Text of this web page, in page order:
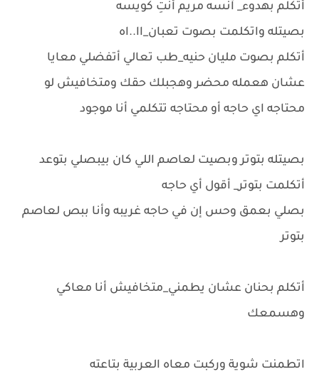
أتكلم بهدوء_ آنسه مريم أنتِ كويسه
بصيتله واتكلمت بصوت تعبان_اا..اه
أتكلم بصوت مليان حنيه_طب تعالي أتفضلي معايا
عشان هعمله محضر وهجبلك حقك ومتخافيش لو
محتاجه اي حاجه أو محتاجه تتكلمي أنا موجود
بصيتله بتوتر وبصيت لعاصم اللي كان بيبصلي بتوعد
أتكلمت بتوتر_ أقول أي حاجه
بصلي بعمق وحس إن في حاجه غريبه وأنا ببص لعاصم
بتوتر
أتكلم بحنان عشان يطمني_متخافيش أنا معاكي
وهسمعك
اتطمنت شوية وركبت معاه العربية بتاعته